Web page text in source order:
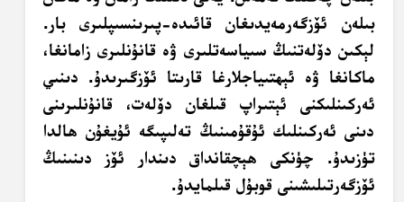
بىلەن ئۆزگەرمەيدىغان قائىدە-پىرىنسىپلىرى بار.
لېكىن دۆلەتنىڭ سىياسەتلىرى ۋە قانۇنلىرى زامانغا،
ماكانغا ۋە ئېھتىياجلارغا قارىتا ئۆزگىرىدۇ. دىنىي
ئەركىنلىكنى ئېتىراپ قىلغان دۆلەت، قانۇنلىرىنى
دىنى ئەركىنلىك ئۇقۇمىنىڭ تەلىپىگە ئۇيغۇن ھالدا
تۈزىدۇ. چۈنكى ھېچقانداق دىندار ئۆز دىنىنىڭ
ئۆزگەرتىلىشىنى قوبۇل قىلمايدۇ.